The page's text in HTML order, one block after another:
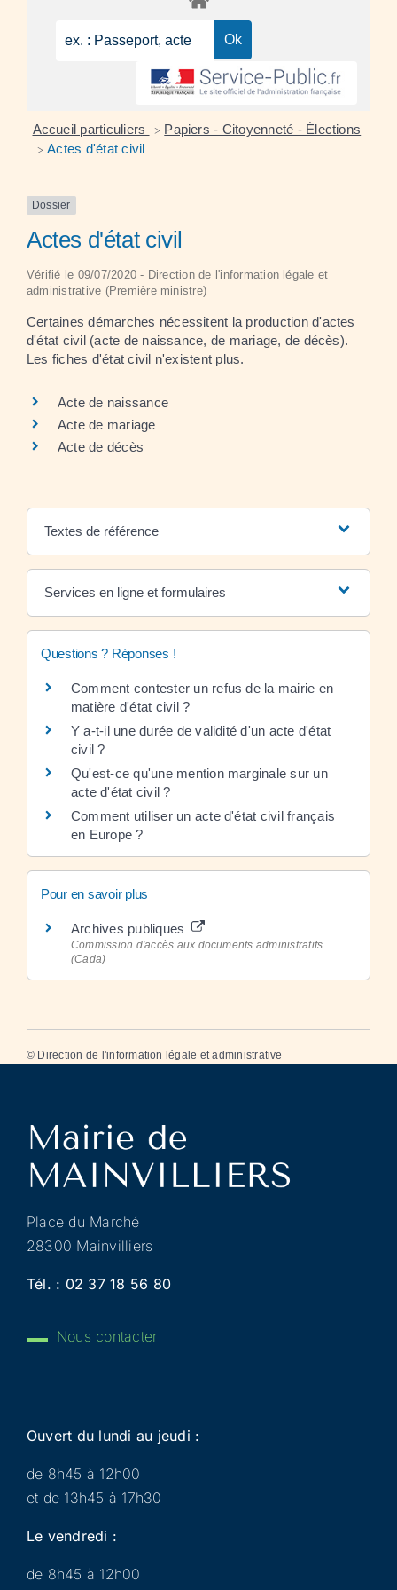
Accueil particuliers > Papiers - Citoyenneté - Élections
> Actes d'état civil
Dossier
Actes d'état civil
Vérifié le 09/07/2020 - Direction de l'information légale et
administrative (Première ministre)
Certaines démarches nécessitent la production d'actes
d'état civil (acte de naissance, de mariage, de décès).
Les fiches d'état civil n'existent plus.
Acte de naissance
Acte de mariage
Acte de décès
Textes de référence
Services en ligne et formulaires
Questions ? Réponses !
Comment contester un refus de la mairie en
matière d'état civil ?
Y a-t-il une durée de validité d'un acte d'état
civil ?
Qu'est-ce qu'une mention marginale sur un
acte d'état civil ?
Comment utiliser un acte d'état civil français
en Europe ?
Pour en savoir plus
Archives publiques
Commission d'accès aux documents administratifs
(Cada)
© Direction de l'information légale et administrative
Place du Marché
28300 Mainvilliers
Tél. : 02 37 18 56 80
Nous contacter
Ouvert du lundi au jeudi :
de 8h45 à 12h00
et de 13h45 à 17h30
Le vendredi :
de 8h45 à 12h00